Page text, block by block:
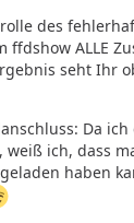
des
ffdshow ALLE
seht Ihr
Da
weiß ich, dass
haben